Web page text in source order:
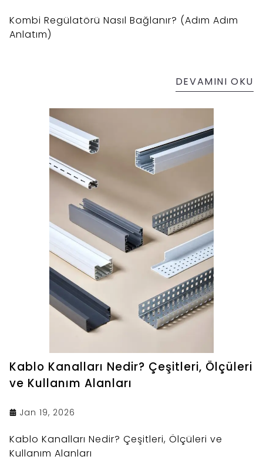
Kombi Regülatörü Nasıl Bağlanır? (Adım Adım
Anlatım)
DEVAMINI OKU
Kablo Kanalları Nedir? Çeşitleri, Ölçüleri
ve Kullanım Alanları
Jan 19, 2026
Kablo Kanalları Nedir? Çeşitleri, Ölçüleri ve
Kullanım Alanları